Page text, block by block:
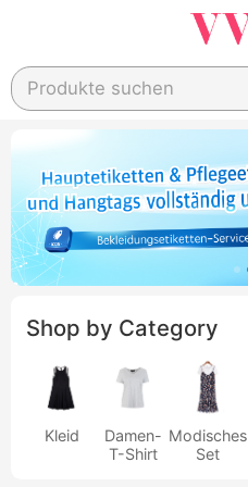
Produkte suchen
Shop by Category
Kleid
Damen-
T-Shirt
Modisches
Set